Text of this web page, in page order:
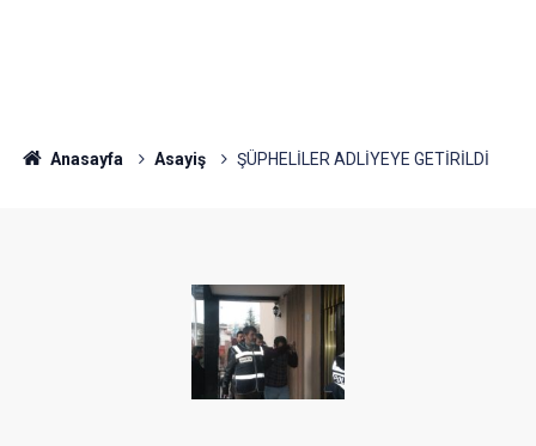
Anasayfa Asayiş ŞÜPHELİLER ADLİYEYE GETİRİLDİ